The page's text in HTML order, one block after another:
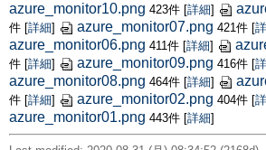
azure_monitor10.png 423件 [詳細]
件 [詳細] azure_monitor07.png 421件 [
azure_monitor06.png 411件 [詳細]
件 [詳細] azure_monitor09.png 416件 [
azure_monitor08.png 464件 [詳細]
件 [詳細] azure_monitor02.png 404件 [
azure_monitor01.png 443件 [詳細]